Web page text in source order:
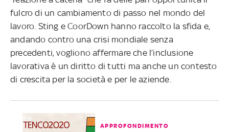
fulcro di un cambiamento di passo nel mondo del
lavoro. Sting e CoorDown hanno raccolto la sfida e,
andando contro una crisi mondiale senza
precedenti, vogliono affermare che l’inclusione
lavorativa è un diritto di tutti ma anche un contesto
di crescita per la società e per le aziende.
APPROFONDIMENTO